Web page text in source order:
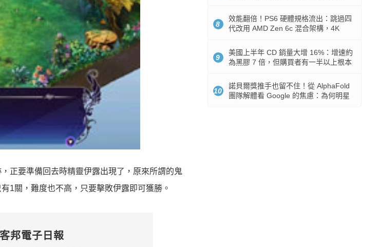
正要準備回去時精靈伊露出現了，原來所謂的鬼
1關，難度也不高，只要擊敗伊露即可獲勝。
邦電子日報
8
效能翻倍！PS6 硬體規格流出：跳過四
代改用 AMD Zen 6c 混合架構，4K
9
美國上半年 CD 銷量大增 16%：增速約
為黑膠 7 倍，但購買者有一半以上根本
10
諾貝爾獎推手也留不住！從 AlphaFold
團隊解體看 Google 的焦慮：為何明星